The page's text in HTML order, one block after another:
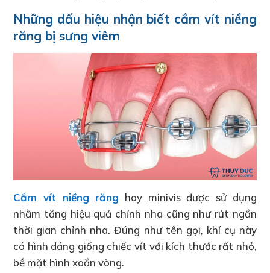
Những dấu hiệu nhận biết cắm vít niềng
răng bị sưng viêm
Cắm vít niềng răng hay minivis được sử dụng
nhằm tăng hiệu quả chỉnh nha cũng như rút ngắn
thời gian chỉnh nha. Đúng như tên gọi, khí cụ này
có hình dáng giống chiếc vít với kích thước rất nhỏ,
bề mặt hình xoắn vòng.